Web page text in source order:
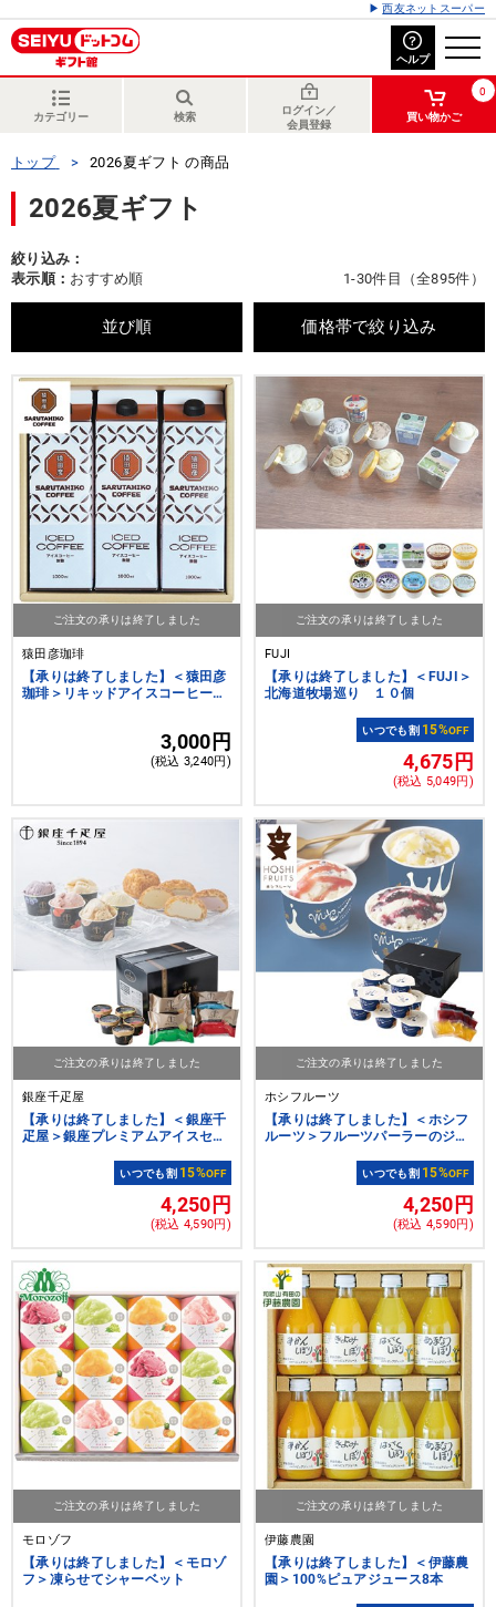
西友ネットスーパー
ヘルプ
カテゴリー 検索
ログイン／
会員登録
0
買い物かご
トップ 2026夏ギフト の商品
2026夏ギフト
絞り込み：
表示順： おすすめ順 1-30件目（全895件）
並び順 価格帯で絞り込み
ご注文の承りは終了しました
猿田彦珈琲
【承りは終了しました】＜猿田彦
珈琲＞リキッドアイスコーヒーギ
3,000円
(税込 3,240円)
ご注文の承りは終了しました
FUJI
【承りは終了しました】＜FUJI＞
北海道牧場巡り １０個
いつでも割 15%OFF
4,675円
(税込 5,049円)
ご注文の承りは終了しました
銀座千疋屋
【承りは終了しました】＜銀座千
疋屋＞銀座プレミアムアイスセレ
いつでも割 15%OFF
4,250円
(税込 4,590円)
ご注文の承りは終了しました
ホシフルーツ
【承りは終了しました】＜ホシフ
ルーツ＞フルーツパーラーのジャ
いつでも割 15%OFF
4,250円
(税込 4,590円)
ご注文の承りは終了しました
モロゾフ
【承りは終了しました】＜モロゾ
フ＞凍らせてシャーベット
ご注文の承りは終了しました
伊藤農園
【承りは終了しました】＜伊藤農
園＞100%ピュアジュース8本